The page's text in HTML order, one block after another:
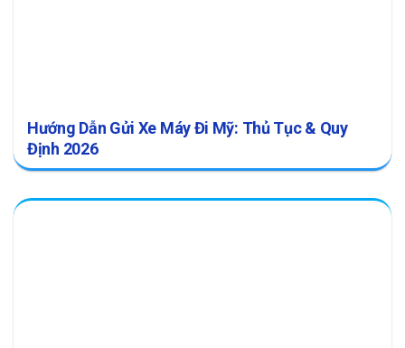
Hướng Dẫn Gửi Xe Máy Đi Mỹ: Thủ Tục & Quy
Định 2026